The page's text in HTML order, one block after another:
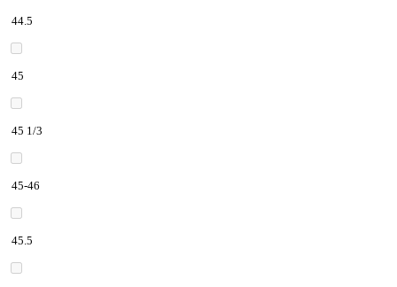
44.5
45
45 1/3
45-46
45.5